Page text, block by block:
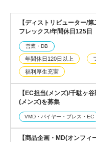
【ディストリビューター/
フレックス/年間休日125日
営業・DB
年間休日120日以上
福利厚生充実
【EC担当(メンズ)/千駄ヶ
(メンズ)を募集
VMD・バイヤー・プレス・EC
【商品企画・MD(オンフ